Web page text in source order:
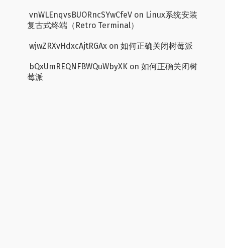
vnWLEnqvsBUORncSYwCfeVon Linux系统安装
复古式终端（Retro Terminal）
wjwZRXvHdxcAjtRGAx on 如何正确关闭树莓派
bQxUmREQNFBWQuWbyXKon 如何正确关闭树
莓派